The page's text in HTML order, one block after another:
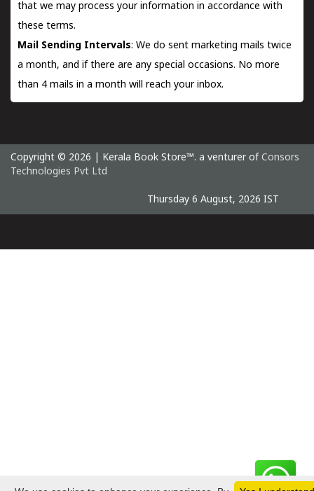
that we may process your information in accordance with
these terms.
Mail Sending Intervals: We do sent marketing mails twice
a month, and if there are any special occasions. No more
than 4 mails in a month will reach your inbox.
Copyright © 2026 | Kerala Book Store™. a venturer of Consors
Technologies Pvt Ltd
Thursday 6 August, 2026 IST